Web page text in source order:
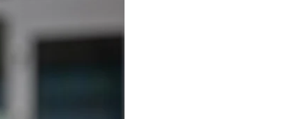
у бійці з
та його родину
бо хлопець
його